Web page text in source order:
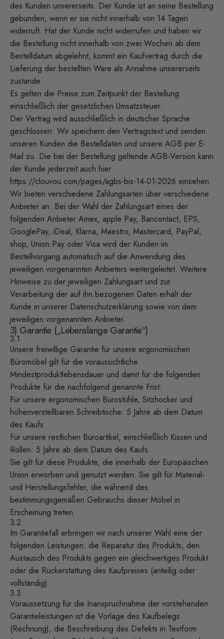
des Kunden unsererseits. Der Kunde ist an seine Bestellung
gebunden, wenn er sie nicht innerhalb von 14 Tagen
widerruft. Hat der Kunde nicht widerrufen und haben wir
die Bestellung nicht innerhalb von zwei Wochen ab dem
Bestelldatum abgelehnt, kommt ein Kaufvertrag durch die
Lieferung der bestellten Ware als Annahme unsererseits
zustande.
Es gelten die Preise zum Zeitpunkt der Bestellung
einschließlich der gesetzlichen Umsatzsteuer.
Der Vertrag wird ausschließlich in deutscher Sprache
geschlossen. Wir speichern den Vertragstext und senden
unseren Kunden die Bestelldaten und unsere AGB per E-
Mail zu. Die bei der Bestellung geltende AGB-Version kann
der Kunde jederzeit auch hier
https://clouvou.com/pages/agbs-bis-14-01-2026 einsehen.
Wir bieten verschiedene Zahlungsarten über verschiedene
Anbieter an. Bei der Wahl der Zahlungsart eines der
folgenden Anbieter Amex, apple Pay, Bancontact, EPS,
GooglePay, iDeal, Klarna, Maestro, Mastercard, PayPal,
shop, Union Pay oder Visa wird der Kunden im
Bestellvorgang automatisch auf die Anwendung des
jeweiligen vorgenannten Anbieters weitergeleitet. Weitere
Hinweise zu der jeweiligen Zahlungsart und zur
Verarbeitung der auf ihn bezogenen Daten erhält der
Kunde in unserer Datenschutzerklärung sowie von dem
jeweiligen vorgenannten Anbieter.
3) Garantie („Lebenslange Garantie“)
3.1
Unsere freiwillige Garantie für unsere ergonomischen
Büromöbel gilt für die voraussichtliche
Mindestproduktlebensdauer und damit für die folgenden
Produkte für die nachfolgend genannte Frist:
Für unsere ergonomischen Bürostühle, Sitzhocker und
höhenverstellbaren Schreibtische: 5 Jahre ab dem Datum
des Kaufs
Für unsere restlichen Büroartikel, einschließlich Kissen und
Rollen: 5 Jahre ab dem Datum des Kaufs
Sie gilt für diese Produkte, die innerhalb der Europäischen
Union erworben und genutzt werden. Sie gilt für Material-
und Herstellungsfehler, die während des
bestimmungsgemäßen Gebrauchs dieser Möbel in
Erscheinung treten.
3.2
Im Garantiefall erbringen wir nach unserer Wahl eine der
folgenden Leistungen: die Reparatur des Produkts, den
Austausch des Produkts gegen ein gleichwertiges Produkt
oder die Rückerstattung des Kaufpreises (anteilig oder
vollständig).
3.3
Voraussetzung für die Inanspruchnahme der vorstehenden
Garantieleistungen ist die Vorlage des Kaufbelegs
(Rechnung), die Beschreibung des Defekts in Textform